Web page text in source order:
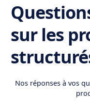
sur les
Nos réponses à vos